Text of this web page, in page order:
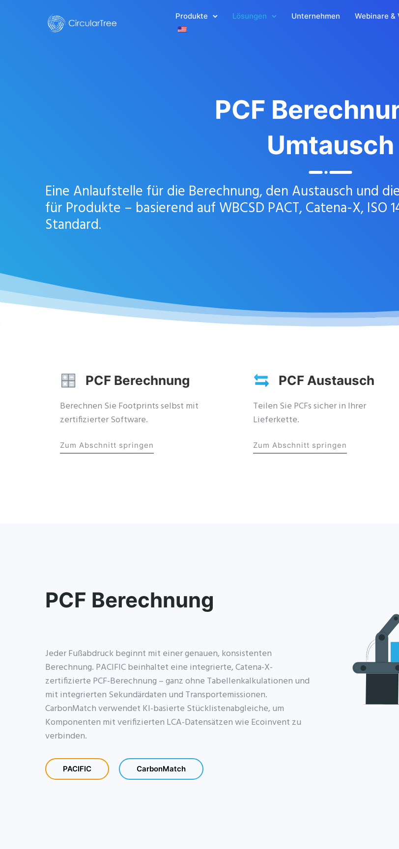
Produkte Lösungen Unternehmen Webinare &
PCF
Umtausch
Eine Anlaufstelle für die Berechnung, den Austausch und
für Produkte – basierend auf WBCSD PACT, Catena-X, ISO
Standard.
PCF Berechnung
Berechnen Sie Footprints selbst mit
zertifizierter Software.
Zum Abschnitt springen
PCF Austausch
Teilen Sie PCFs sicher in Ihrer
Lieferkette.
Zum Abschnitt springen
PCF Berechnung
Jeder Fußabdruck beginnt mit einer genauen, konsistenten
Berechnung. PACIFIC beinhaltet eine integrierte, Catena-X-
zertifizierte PCF-Berechnung – ganz ohne Tabellenkalkulationen und
mit integrierten Sekundärdaten und Transportemissionen.
CarbonMatch verwendet KI-basierte Stücklistenabgleiche, um
Komponenten mit verifizierten LCA-Datensätzen wie Ecoinvent zu
verbinden.
PACIFIC CarbonMatch